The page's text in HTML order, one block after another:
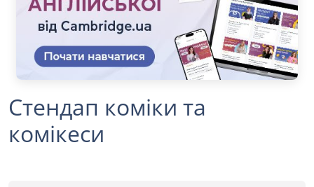
Стендап коміки та
комікеси